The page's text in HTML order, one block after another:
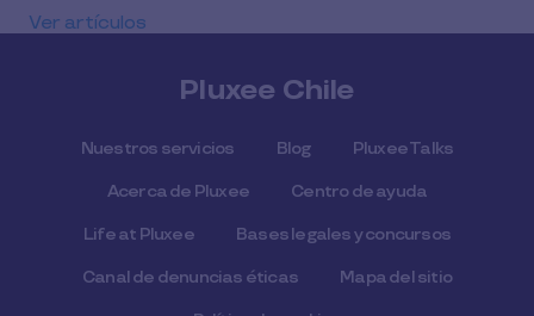
Ver artículos
Pluxee Chile
Nuestros servicios Blog Pluxee Talks
Acerca de Pluxee Centro de ayuda
Life at Pluxee Bases legales y concursos
Canal de denuncias éticas Mapa del sitio